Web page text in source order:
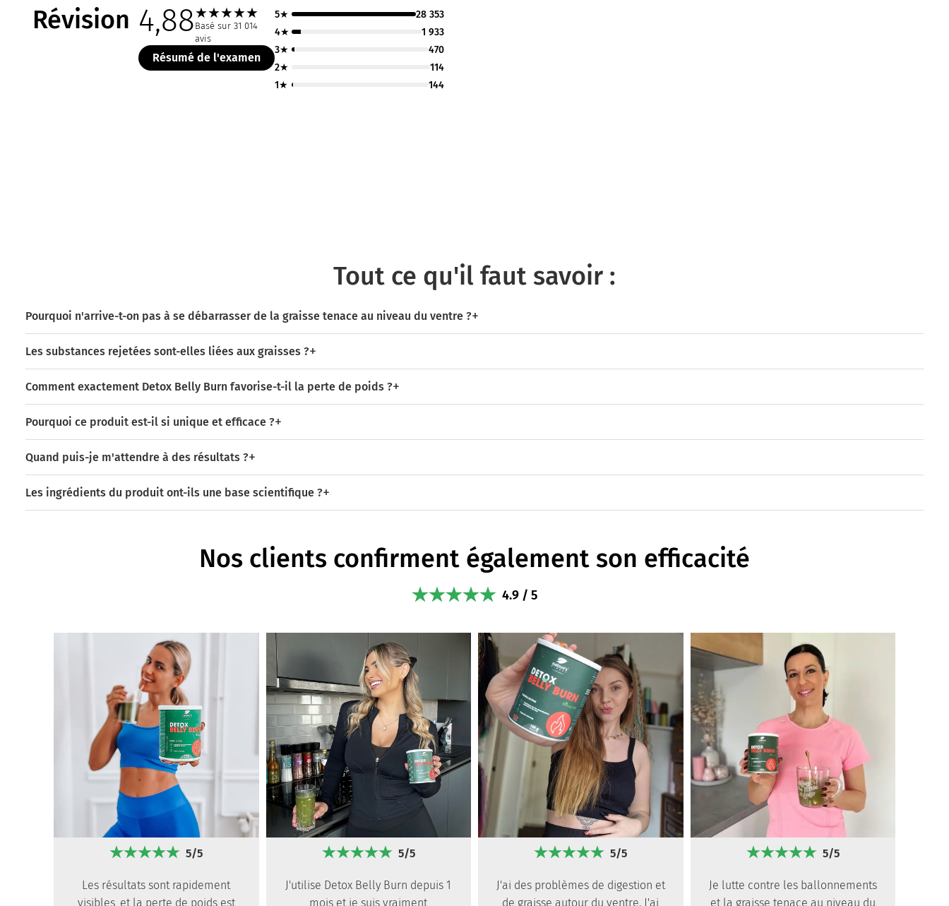
Révision 4,88★★★★★
Basé sur 31 014
avis
Résumé de l'examen
5★
28 353
4★
1 933
3★
470
2★
114
1★
144
Tout ce qu'il faut savoir :
Pourquoi n'arrive-t-on pas à se débarrasser de la graisse tenace au niveau du ventre ?
Les substances rejetées sont-elles liées aux graisses ?
Comment exactement Detox Belly Burn favorise-t-il la perte de poids ?
Pourquoi ce produit est-il si unique et efficace ?
Quand puis-je m'attendre à des résultats ?
Les ingrédients du produit ont-ils une base scientifique ?
Nos clients confirment également son efficacité
4.9 / 5
5/5
Les résultats sont rapidement
visibles, et la perte de poids est
5/5
J'utilise Detox Belly Burn depuis 1
mois et je suis vraiment
5/5
J'ai des problèmes de digestion et
de graisse autour du ventre. J'ai
5/5
Je lutte contre les ballonnements
et la graisse tenace au niveau du